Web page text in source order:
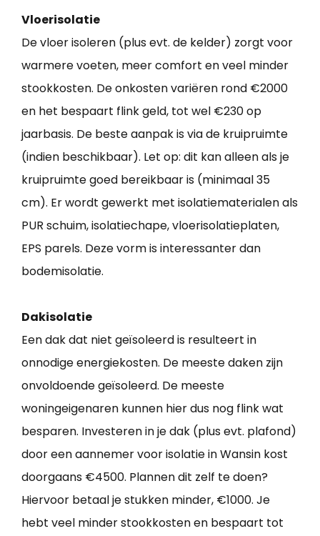
Vloerisolatie
De vloer isoleren (plus evt. de kelder) zorgt voor
warmere voeten, meer comfort en veel minder
stookkosten. De onkosten variëren rond €2000
en het bespaart flink geld, tot wel €230 op
jaarbasis. De beste aanpak is via de kruipruimte
(indien beschikbaar). Let op: dit kan alleen als je
kruipruimte goed bereikbaar is (minimaal 35
cm). Er wordt gewerkt met isolatiematerialen als
PUR schuim, isolatiechape, vloerisolatieplaten,
EPS parels. Deze vorm is interessanter dan
bodemisolatie.
Dakisolatie
Een dak dat niet geïsoleerd is resulteert in
onnodige energiekosten. De meeste daken zijn
onvoldoende geïsoleerd. De meeste
woningeigenaren kunnen hier dus nog flink wat
besparen. Investeren in je dak (plus evt. plafond)
door een aannemer voor isolatie in Wansin kost
doorgaans €4500. Plannen dit zelf te doen?
Hiervoor betaal je stukken minder, €1000. Je
hebt veel minder stookkosten en bespaart tot